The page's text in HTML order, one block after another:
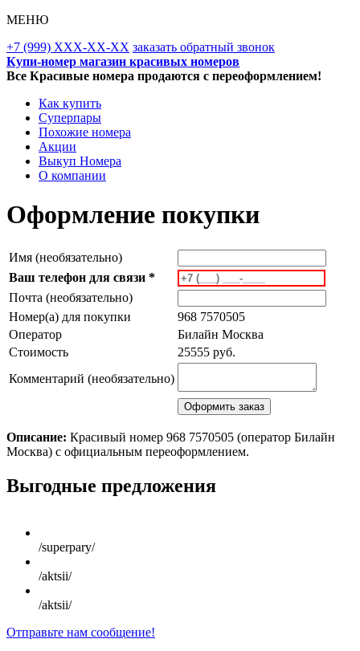
МЕНЮ
+7 (999) XXX-XX-XX заказать обратный звонок
Купи-номер магазин красивых номеров
Все Красивые номера продаются с переоформлением!
Как купить
Суперпары
Похожие номера
Акции
Выкуп Номера
О компании
Оформление покупки
Имя (необязательно)
Ваш телефон для связи *
Почта (необязательно)
Номер(а) для покупки
968 7570505
Оператор
Билайн Москва
Стоимость
25555 руб.
Комментарий (необязательно)
Описание: Красивый номер 968 7570505 (оператор Билайн
Москва) с официальным переоформлением.
Scroll
Up
Выгодные предложения
/superpary/
/aktsii/
/aktsii/
Отправьте нам сообщение!